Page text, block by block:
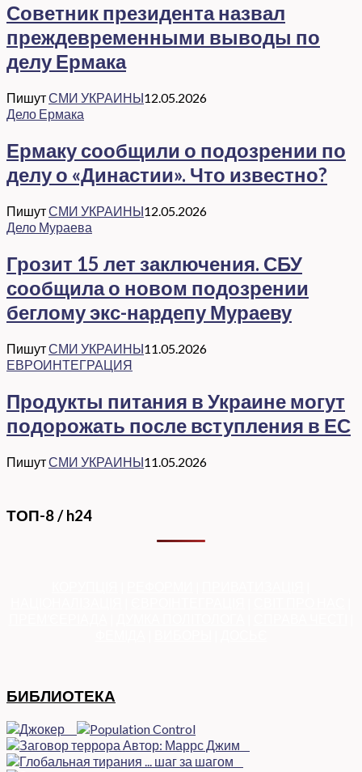
Советник президента назвал
преждевременными выводы по
делу Ермака
ПишутСМИ УКРАИНЫ12.05.2026
Дело Ермака
Ермаку сообщили о подозрении по
делу о «Династии». Что известно?
ПишутСМИ УКРАИНЫ12.05.2026
Дело Мураева
Грозит 15 лет заключения. СБУ
сообщила о новом подозрении
беглому экс-нардепу Мураеву
ПишутСМИ УКРАИНЫ11.05.2026
ЕВРОИНТЕГРАЦИЯ
Продукты питания в Украине могут
подорожать после вступления в ЕС
ПишутСМИ УКРАИНЫ11.05.2026
ТОП-8 / h24
БИБЛИОТЕКА